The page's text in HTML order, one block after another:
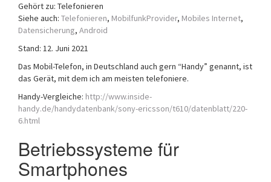
o
Gehört zu: Telefonieren
Siehe auch: Telefonieren, MobilfunkProvider, Mobiles Internet,
Datensicherung, Android
Stand: 12. Juni 2021
Das Mobil-Telefon, in Deutschland auch gern “Handy” genannt, ist
das Gerät, mit dem ich am meisten telefoniere.
Handy-Vergleiche: http://www.inside-
handy.de/handydatenbank/sony-ericsson/t610/datenblatt/220-
6.html
Betriebssysteme für
Smartphones